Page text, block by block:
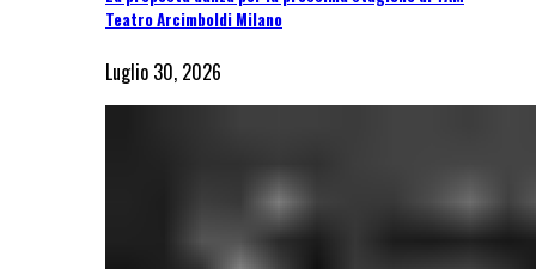
Teatro Arcimboldi Milano
Luglio 30, 2026